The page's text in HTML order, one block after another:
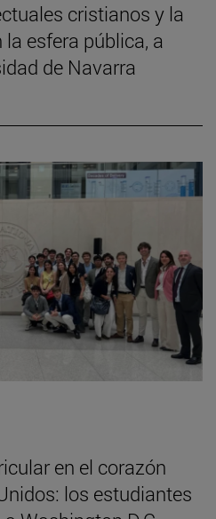
cristianos y la
esfera pública, a
de Navarra
en el corazón
los estudiantes